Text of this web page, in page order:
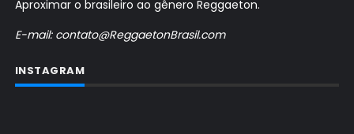
Aproximar o brasileiro ao gênero Reggaeton.
E-mail: contato@ReggaetonBrasil.com
INSTAGRAM